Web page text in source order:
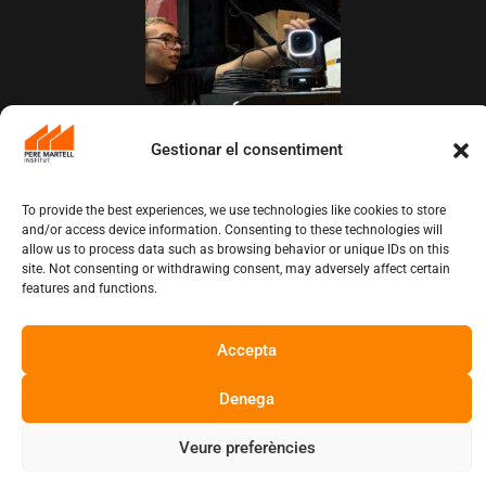
Gestionar el consentiment
To provide the best experiences, we use technologies like cookies to store
and/or access device information. Consenting to these technologies will
allow us to process data such as browsing behavior or unique IDs on this
site. Not consenting or withdrawing consent, may adversely affect certain
features and functions.
Accepta
Denega
Veure preferències
juny 12, 2026 10:13 am
Copyright © Institut Pere Martell